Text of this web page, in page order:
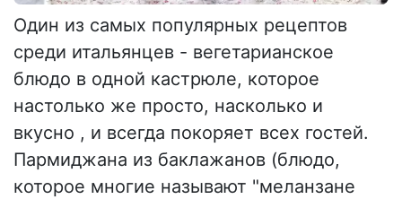
Один из самых популярных рецептов
среди итальянцев - вегетарианское
блюдо в одной кастрюле, которое
настолько же просто, насколько и
вкусно , и всегда покоряет всех гостей.
Пармиджана из баклажанов (блюдо,
которое многие называют "меланзане